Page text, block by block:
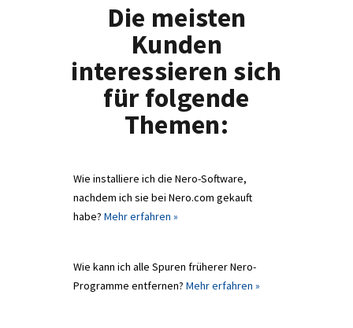
Die meisten
Kunden
interessieren sich
für folgende
Themen:
Wie installiere ich die Nero-Software,
nachdem ich sie bei Nero.com gekauft
habe? Mehr erfahren »
Wie kann ich alle Spuren früherer Nero-
Programme entfernen? Mehr erfahren »